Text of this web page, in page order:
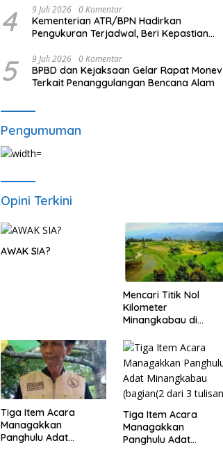
4 9 Juli 2026 0 Komentar
Kementerian ATR/BPN Hadirkan
Pengukuran Terjadwal, Beri Kepastian
5 9 Juli 2026 0 Komentar
BPBD dan Kejaksaan Gelar Rapat Monev
Terkait Penanggulangan Bencana Alam
Pengumuman
Opini Terkini
AWAK SIA?
Mencari Titik Nol
Kilometer
Minangkabau di
Dimanakah Lokasi
nya?
Tiga Item Acara
Managakkan
Panghulu Adat
Tiga Item Acara
Managakkan
Panghulu Adat